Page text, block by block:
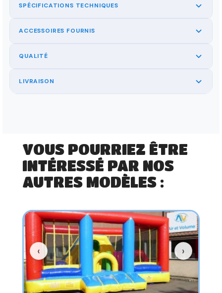
SPÉCIFICATIONS TECHNIQUES
ACCESSOIRES FOURNIS
QUALITÉ
LIVRAISON
VOUS POURRIEZ ÊTRE
INTÉRESSÉ PAR NOS
AUTRES MODÈLES :